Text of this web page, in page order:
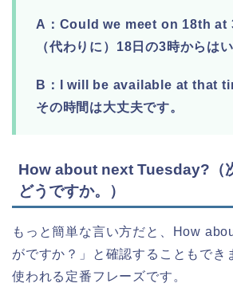
A：Could we meet on 18th at
（代わりに）18日の3時からは
B：I will be available at that
その時間は大丈夫です。
How about next Tuesday?（
どうですか。）
もっと簡単な言い方だと、How
がですか？」と確認することもでき
使われる定番フレーズです。